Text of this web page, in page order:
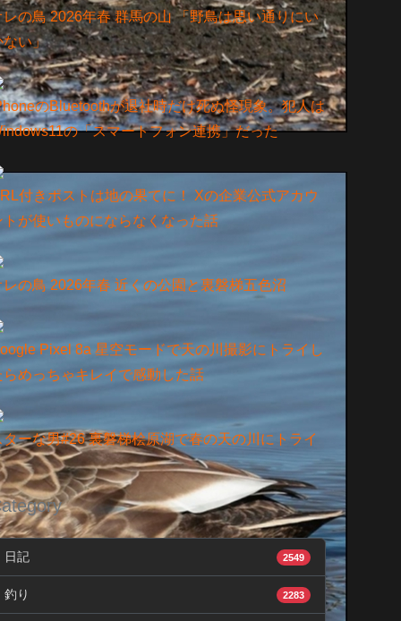
レの鳥 2026年春 群馬の山 「野鳥は思い通りにい
ない」
のBluetoothが退社時だけ死ぬ怪現象。犯人は
の「スマートフォン連携」だった
付きポストは地の果てに！ Xの企業公式アカウ
トが使いものにならなくなった話
レの鳥 2026年春 近くの公園と裏磐梯五色沼
Pixel 8a 星空モードで天の川撮影にトライし
らめっちゃキレイで感動した話
ターな男#26 裏磐梯桧原湖で春の天の川にトライ
日記 2549
釣り 2283